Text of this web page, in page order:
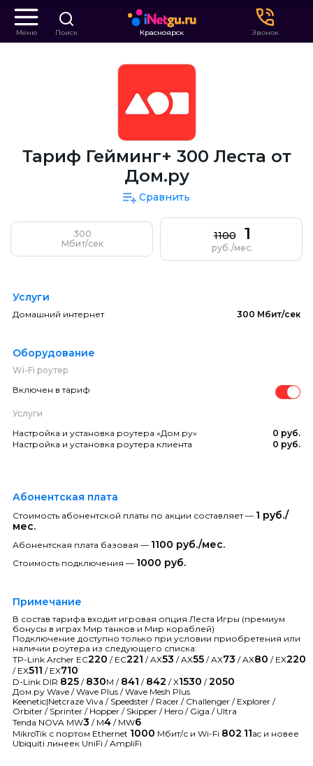
Меню Поиск Красноярск Звонок
Тариф Гейминг+ 300 Леста от
Дом.ру
Сравнить
300
Мбит/сек
1100 1
руб./мес.
Услуги
Домашний интернет 300 Мбит/сек
Оборудование
Wi-Fi роутер
Включен в тариф
Услуги
Настройка и установка роутера «Дом.ру»
0 руб.
Настройка и установка роутера клиента
0 руб.
Абонентская плата
Стоимость абонентской платы по акции составляет — 1 руб./
мес.
Абонентская плата базовая — 1100 руб./мес.
Стоимость подключения — 1000 руб.
Примечание
В состав тарифа входит игровая опция Леста Игры (премиум
бонусы в играх Мир танков и Мир кораблей)
Подключение доступно только при условии приобретения или
наличии роутера из следующего списка:
TP-Link Archer EC220 / EC221 / AX53 / AX55 / AX73 / AX80 / EX220
/ EX511 / EX710
D-Link DIR 825 / 830M / 841 / 842 / X1530 /2050
Дом.ру Wave / Wave Plus / Wave Mesh Plus
Keenetic|Netcraze Viva / Speedster / Racer / Challenger / Explorer /
Orbiter / Sprinter / Hopper / Skipper / Hero / Giga / Ultra
Tenda NOVA MW3 / M4 / MW6
MikroTik с портом Ethernet 1000 Мбит/с и Wi-Fi 802 11ac и новее
Ubiquiti линеек UniFi / AmpliFi